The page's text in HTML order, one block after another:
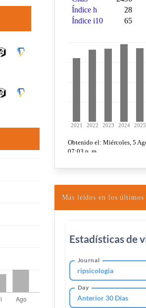
Más leídos en los últimos